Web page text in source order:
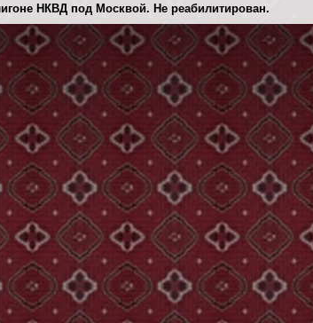
НКВД под Москвой. Не реабилитирован.